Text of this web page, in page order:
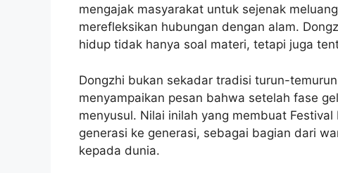
mengajak masyarakat untuk sejenak
merefleksikan hubungan dengan alam.
hidup tidak hanya soal materi, tetapi juga
Dongzhi bukan sekadar tradisi turun-
menyampaikan pesan bahwa setelah fase
menyusul. Nilai inilah yang membuat
generasi ke generasi, sebagai bagian dari
kepada dunia.